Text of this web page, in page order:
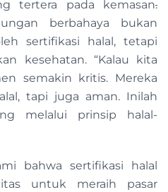
tertera pada kemasan.
berbahaya bukan
sertifikasi halal, tetapi
kesehatan. “Kalau kita
semakin kritis. Mereka
tapi juga aman. Inilah
melalui prinsip halal-
bahwa sertifikasi halal
untuk meraih pasar